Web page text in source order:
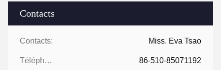
Contacts
Contacts: Miss. Eva Tsao
Téléphone: 86-510-85071192